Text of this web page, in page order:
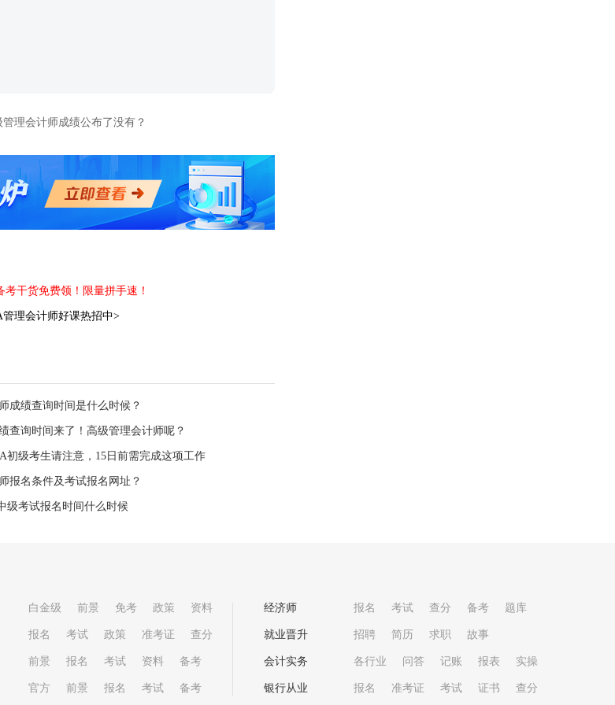
管理会计师成绩公布了没有？
考干货免费领！限量拼手速！
管理会计师好课热招中>
成绩查询时间是什么时候？
查询时间来了！高级管理会计师呢？
初级考生请注意，15日前需完成这项工作
报名条件及考试报名网址？
级考试报名时间什么时候
白金级 前景 免考 政策 资料
报名 考试 政策 准考证 查分
前景 报名 考试 资料 备考
官方 前景 报名 考试 备考
经济师 报名 考试 查分 备考 题库
就业晋升 招聘 简历 求职 故事
会计实务 各行业 问答 记账 报表 实操
银行从业 报名 准考证 考试 证书 查分